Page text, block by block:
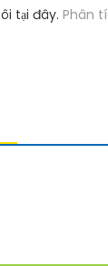
tại đây. Phân